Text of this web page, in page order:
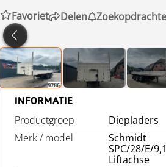
Favoriet Delen
INFORMATIE
Productgroep
Diepladers
Merk / model
Schmidt
SPC/28/E/9,1
Liftachse